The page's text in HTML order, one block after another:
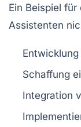
Ein Beispiel
Assistenten
Entwicklung
Schaffung
Integration